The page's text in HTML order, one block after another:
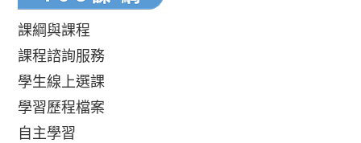
課綱與課程
課程諮詢服務
學生線上選課
學習歷程檔案
自主學習